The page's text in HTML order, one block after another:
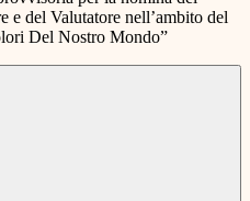
e del Valutatore nell’ambito del
Del Nostro Mondo”